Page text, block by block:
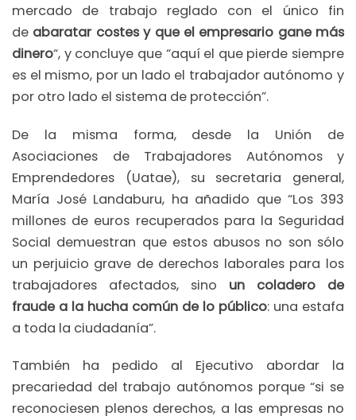
mercado de trabajo reglado con el único fin
de abaratar costes y que el empresario gane más
dinero“, y concluye que “aquí el que pierde siempre
es el mismo, por un lado el trabajador autónomo y
por otro lado el sistema de protección”.
De la misma forma, desde la Unión de
Asociaciones de Trabajadores Autónomos y
Emprendedores (Uatae), su secretaria general,
María José Landaburu, ha añadido que “Los 393
millones de euros recuperados para la Seguridad
Social demuestran que estos abusos no son sólo
un perjuicio grave de derechos laborales para los
trabajadores afectados, sino un coladero de
fraude a la hucha común de lo público: una estafa
a toda la ciudadanía”.
También ha pedido al Ejecutivo abordar la
precariedad del trabajo autónomos porque “si se
reconociesen plenos derechos, a las empresas no